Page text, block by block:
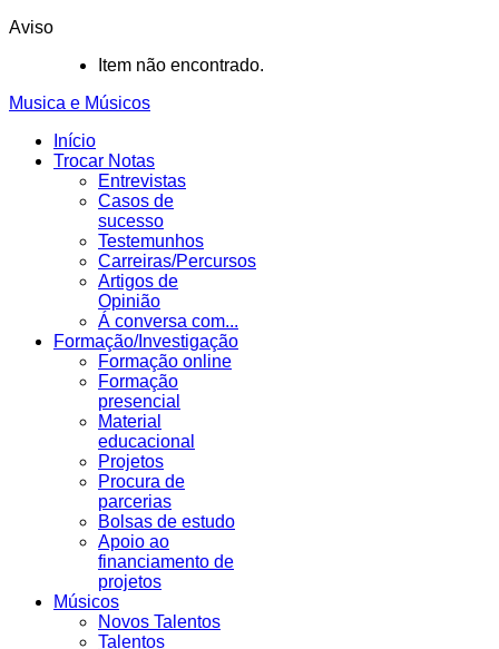
Aviso
Item não encontrado.
Musica e Músicos
Início
Trocar Notas
Entrevistas
Casos de
sucesso
Testemunhos
Carreiras/Percursos
Artigos de
Opinião
Á conversa com...
Formação/Investigação
Formação online
Formação
presencial
Material
educacional
Projetos
Procura de
parcerias
Bolsas de estudo
Apoio ao
financiamento de
projetos
Músicos
Novos Talentos
Talentos